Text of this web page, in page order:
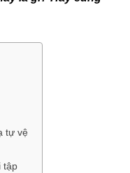
tự vệ
tập